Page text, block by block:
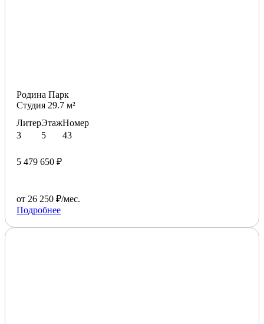
Родина Парк
Студия 29.7 м²
Литер
3
Этаж
5
Номер
43
5 479 650 ₽
от 26 250 ₽/мес.
Подробнее